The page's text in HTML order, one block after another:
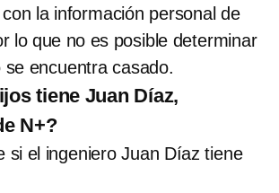
la información personal de
lo que no es posible determinar
se encuentra casado.
tiene Juan Díaz,
N+?
si el ingeniero Juan Díaz tiene